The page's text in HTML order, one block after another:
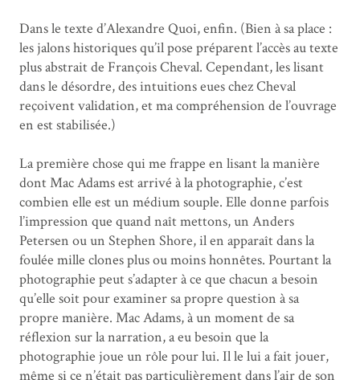
Dans le texte d’Alexandre Quoi, enfin. (Bien à sa place :
les jalons historiques qu’il pose préparent l’accès au texte
plus abstrait de François Cheval. Cependant, les lisant
dans le désordre, des intuitions eues chez Cheval
reçoivent validation, et ma compréhension de l’ouvrage
en est stabilisée.)
La première chose qui me frappe en lisant la manière
dont Mac Adams est arrivé à la photographie, c’est
combien elle est un médium souple. Elle donne parfois
l’impression que quand naît mettons, un Anders
Petersen ou un Stephen Shore, il en apparaît dans la
foulée mille clones plus ou moins honnêtes. Pourtant la
photographie peut s’adapter à ce que chacun a besoin
qu’elle soit pour examiner sa propre question à sa
propre manière. Mac Adams, à un moment de sa
réflexion sur la narration, a eu besoin que la
photographie joue un rôle pour lui. Il le lui a fait jouer,
même si ce n’était pas particulièrement dans l’air de son